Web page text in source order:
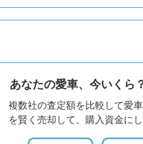
あなたの愛車、今いくら
複数社の査定額を比較して愛
を賢く売却して、購入資金に